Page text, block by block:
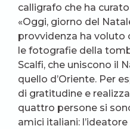
calligrafo che ha
«Oggi, giorno del
provvidenza ha voluto
le fotografie della
Scalfi, che uniscono il
quello d’Oriente. Per
di gratitudine e
quattro persone si
amici italiani: